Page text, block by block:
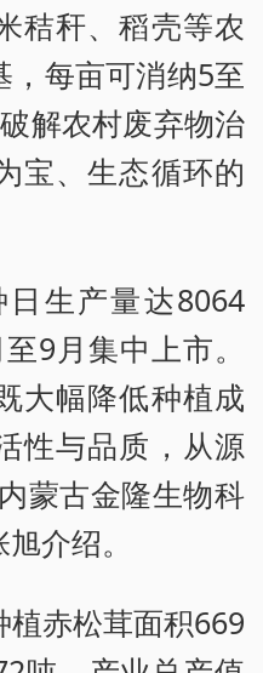
秸秆、稻壳等农
，每亩可消纳5至
解农村废弃物治
宝、生态循环的
生产量达8064
9月集中上市。
大幅降低种植成
性与品质，从源
蒙古金隆生物科
介绍。
赤松茸面积669